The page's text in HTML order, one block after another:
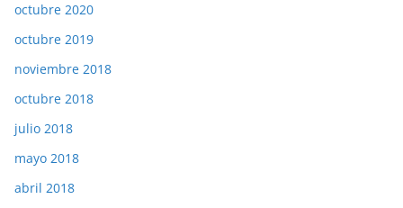
octubre 2020
octubre 2019
noviembre 2018
octubre 2018
julio 2018
mayo 2018
abril 2018